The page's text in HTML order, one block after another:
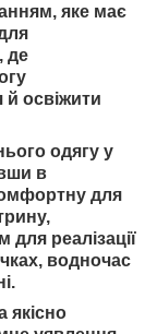
яке має
де
й освіжити
одягу у
в
для
реалізації
водночас
якісно